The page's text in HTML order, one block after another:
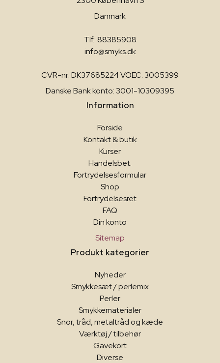
Danmark
Tlf.: 88385908
info@smyks.dk
CVR-nr: DK37685224 VOEC: 3005399
Danske Bank konto: 3001-10309395
Information
Forside
Kontakt & butik
Kurser
Handelsbet.
Fortrydelsesformular
Shop
Fortrydelsesret
FAQ
Din konto
Sitemap
Produkt kategorier
Nyheder
Smykkesæt / perlemix
Perler
Smykkematerialer
Snor, tråd, metaltråd og kæde
Værktøj / tilbehør
Gavekort
Diverse